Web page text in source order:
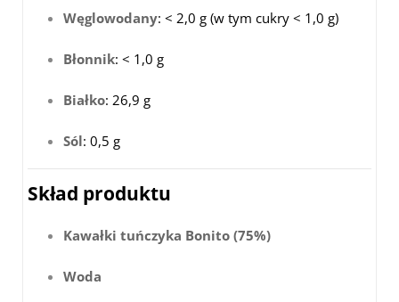
Węglowodany: < 2,0 g (w tym cukry < 1,0 g)
Błonnik: < 1,0 g
Białko: 26,9 g
Sól: 0,5 g
Skład produktu
Kawałki tuńczyka Bonito (75%)
Woda